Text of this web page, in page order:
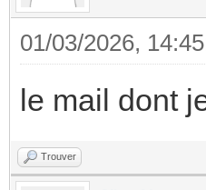
01/03/2026,
le mail dont
Trouver